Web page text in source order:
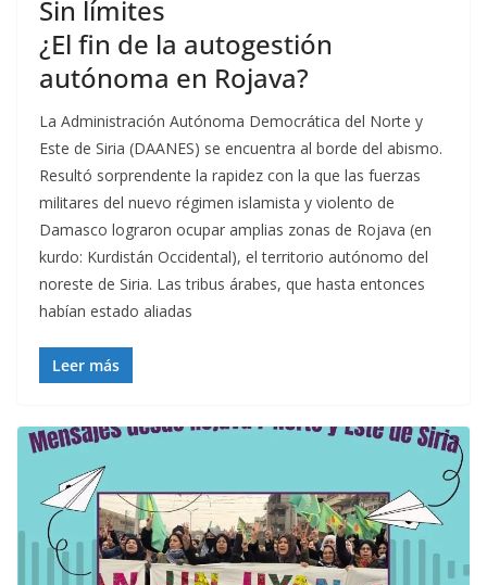
Sin límites
¿El fin de la autogestión
autónoma en Rojava?
La Administración Autónoma Democrática del Norte y
Este de Siria (DAANES) se encuentra al borde del abismo.
Resultó sorprendente la rapidez con la que las fuerzas
militares del nuevo régimen islamista y violento de
Damasco lograron ocupar amplias zonas de Rojava (en
kurdo: Kurdistán Occidental), el territorio autónomo del
noreste de Siria. Las tribus árabes, que hasta entonces
habían estado aliadas
Leer más